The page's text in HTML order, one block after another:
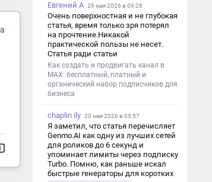
Евгений А 29 мая 2026 в 09:28
Очень поверхностная и не глубокая
статья, время только зря потерял
на прочтение.Никакой
практической пользы не несет.
Статья ради статьи
Как создать и продвигать канал в
MAX: бесплатный, платный и
органический набор подписчиков для
бизнеса
chaplin ily 20 мая 2026 в 05:57
Я заметил, что статья перечисляет
Genmo.AI как одну из лучших сетей
для роликов до 6 секунд и
упоминает лимиты через подписку
Turbo. Помню, как раньше искал
быстрые генераторы для коротких